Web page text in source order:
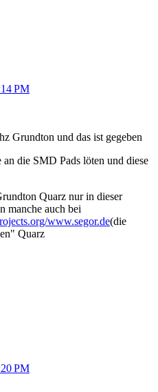
PM
Grundton und das ist gegeben
die SMD Pads löten und diese
Quarz nur in dieser
manche auch bei
www.segor.de(die
Quarz
PM